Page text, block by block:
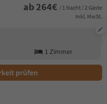
ab 264€ / 1 Nacht / 2 Gäste
Inkl. MwSt.
1 Zimmer
prüfen